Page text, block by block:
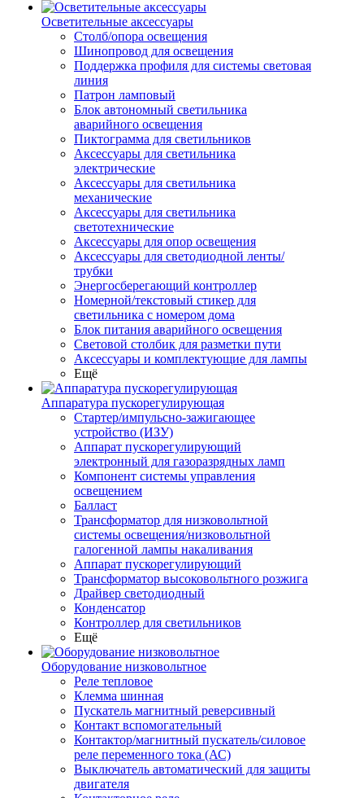
Осветительные аксессуары
Столб/опора освещения
Шинопровод для освещения
Поддержка профиля для системы световая
линия
Патрон ламповый
Блок автономный светильника
аварийного освещения
Пиктограмма для светильников
Аксессуары для светильника
электрические
Аксессуары для светильника
механические
Аксессуары для светильника
светотехнические
Аксессуары для опор освещения
Аксессуары для светодиодной ленты/
трубки
Энергосберегающий контроллер
Номерной/текстовый стикер для
светильника с номером дома
Блок питания аварийного освещения
Световой столбик для разметки пути
Аксессуары и комплектующие для лампы
Ещё
Аппаратура пускорегулирующая
Стартер/импульсно-зажигающее
устройство (ИЗУ)
Аппарат пускорегулирующий
электронный для газоразрядных ламп
Компонент системы управления
освещением
Балласт
Трансформатор для низковольтной
системы освещения/низковольтной
галогенной лампы накаливания
Аппарат пускорегулирующий
Трансформатор высоковольтного розжига
Драйвер светодиодный
Конденсатор
Контроллер для светильников
Ещё
Оборудование низковольтное
Реле тепловое
Клемма шинная
Пускатель магнитный реверсивный
Контакт вспомогательный
Контактор/магнитный пускатель/силовое
реле переменного тока (АС)
Выключатель автоматический для защиты
двигателя